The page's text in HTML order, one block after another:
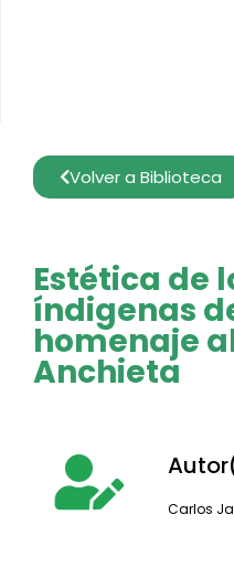
Volver a Biblioteca
Estética de
índigenas
homenaje
Anchieta
Carlos